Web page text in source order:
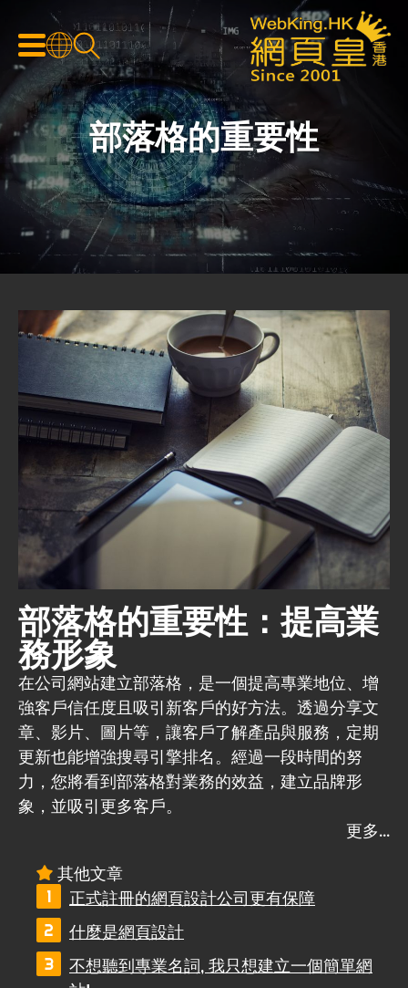
部落格的重要性
部落格的重要性：提高業
務形象
在公司網站建立部落格，是一個提高專業地位、增
強客戶信任度且吸引新客戶的好方法。透過分享文
章、影片、圖片等，讓客戶了解產品與服務，定期
更新也能增強搜尋引擎排名。經過一段時間的努
力，您將看到部落格對業務的效益，建立品牌形
象，並吸引更多客戶。
其他文章
正式註冊的網頁設計公司更有保障
什麼是網頁設計
不想聽到專業名詞, 我只想建立一個簡單網